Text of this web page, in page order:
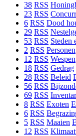
38 RSS
23 RSS
6 RSS Dood
29 RSS
53 RSS Steden
2 RSS Personen
12 RSS Wespen
18 RSS Gedrag
28 RSS Beleid
56 RSS
69 RSS
8 RSS Exoten
6 RSS
5 RSS Maaien
12 RSS